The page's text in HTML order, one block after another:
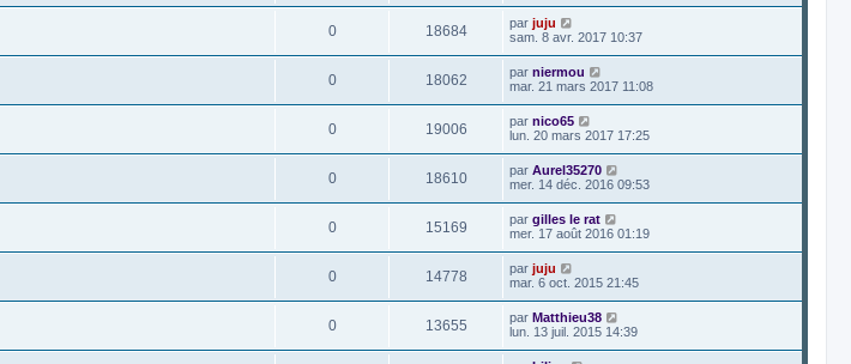
0 18684 par juju
sam. 8 avr. 2017 10:37
0 18062 par niermou
mar. 21 mars 2017 11:08
0 19006 par nico65
lun. 20 mars 2017 17:25
0 18610 par Aurel35270
mer. 14 déc. 2016 09:53
0 15169 par gilles le rat
mer. 17 août 2016 01:19
0 14778 par juju
mar. 6 oct. 2015 21:45
0 13655 par Matthieu38
lun. 13 juil. 2015 14:39